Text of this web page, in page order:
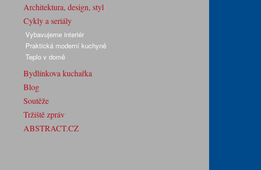
Architektura, design, styl
Cykly a seriály
Vybavujeme interiér
Praktická moderní kuchyně
Teplo v domě
Bydlínkova kuchařka
Blog
Soutěže
Tržiště zpráv
ABSTRACT.CZ